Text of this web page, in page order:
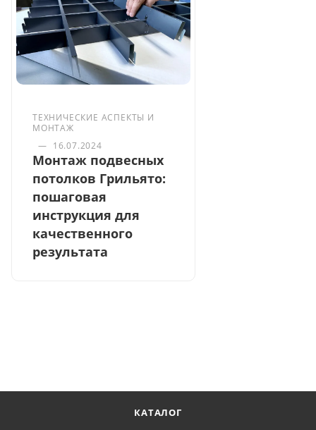
ТЕХНИЧЕСКИЕ АСПЕКТЫ И
МОНТАЖ
— 16.07.2024
Монтаж подвесных
потолков Грильято:
пошаговая
инструкция для
качественного
результата
КАТАЛОГ